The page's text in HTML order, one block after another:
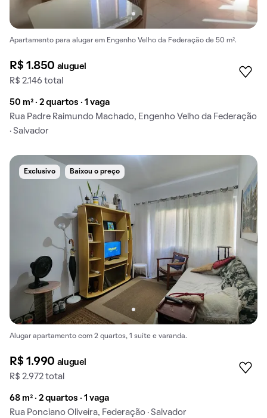
Apartamento para alugar em Engenho Velho da Federação de 50 m².
R$ 1.850 aluguel
R$ 2.146 total
50 m² · 2 quartos · 1 vaga
Rua Padre Raimundo Machado, Engenho Velho da Federação
· Salvador
Exclusivo Baixou o preço
Alugar apartamento com 2 quartos, 1 suíte e varanda.
R$ 1.990 aluguel
R$ 2.972 total
68 m² · 2 quartos · 1 vaga
Rua Ponciano Oliveira, Federação · Salvador